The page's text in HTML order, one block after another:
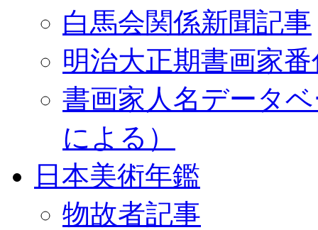
白馬会関係新聞記事
明治大正期書画家
書画家人名データ
による）
日本美術年鑑
物故者記事